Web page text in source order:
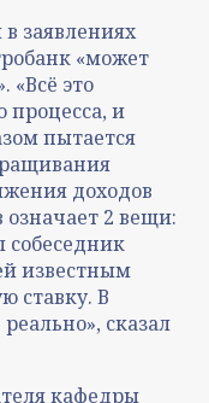
заявлениях
«может
«Всё это
процесса, и
пытается
доходов
2 вещи:
известным
ставку. В
сказал
кафедры